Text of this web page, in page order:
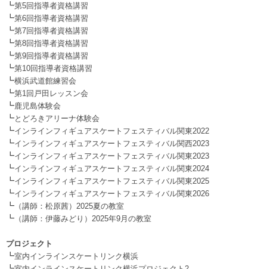
┗第5回指導者資格講習
┗第6回指導者資格講習
┗第7回指導者資格講習
┗第8回指導者資格講習
┗第9回指導者資格講習
┗第10回指導者資格講習
┗横浜武道館練習会
┗第1回戸田レッスン会
┗鹿児島体験会
┗とどろきアリーナ体験会
┗インラインフィギュアスケートフェスティバル関東2022
┗インラインフィギュアスケートフェスティバル関西2023
┗インラインフィギュアスケートフェスティバル関東2023
┗インラインフィギュアスケートフェスティバル関東2024
┗インラインフィギュアスケートフェスティバル関東2025
┗インラインフィギュアスケートフェスティバル関東2026
┗ （講師：松原茜）2025夏の教室
┗ （講師：伊藤みどり）2025年9月の教室
プロジェクト
┗室内インラインスケートリンク横浜